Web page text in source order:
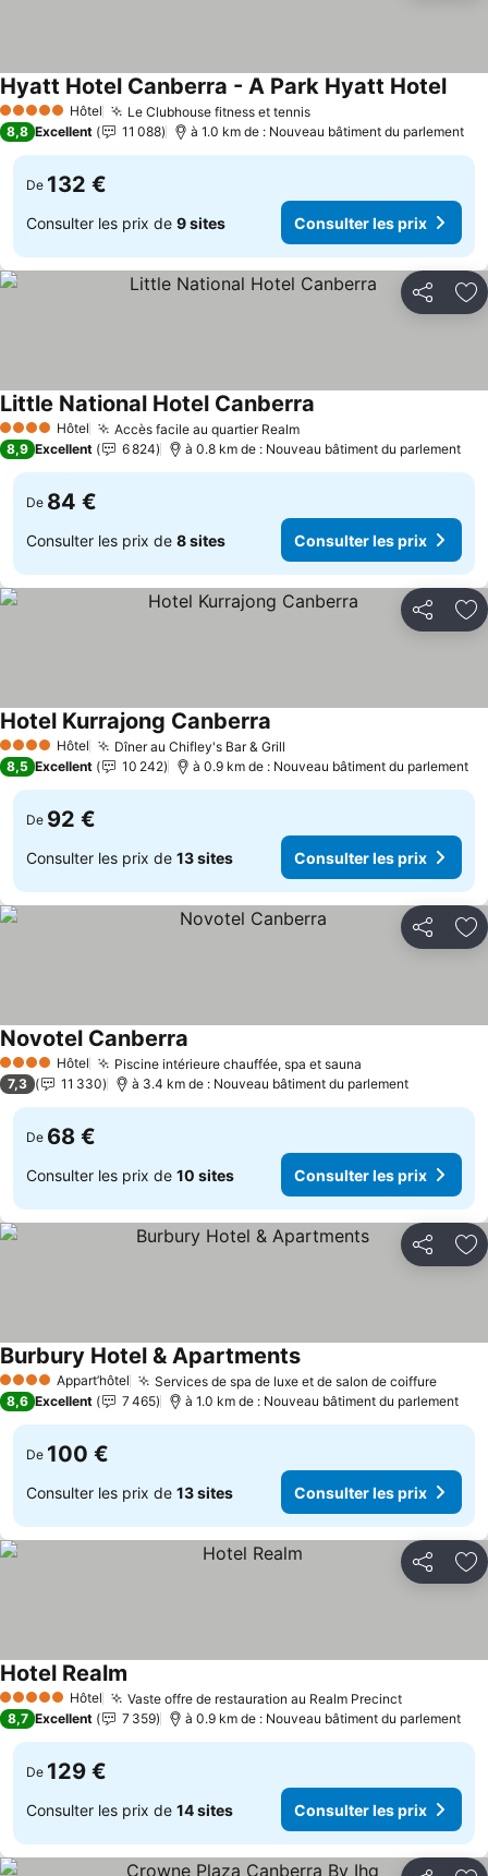
5 Étoiles Hôtel Le Clubhouse fitness et tennisConsulter les prix
Hyatt Hotel Canberra - A Park Hyatt Hotel
8,8 Excellent 11 088 à 1.0 km de : Nouveau bâtiment du parlement
De 132 €
Consulter les prix de 9 sites Consulter les prix
Partager
4 Étoiles Hôtel Accès facile au quartier RealmConsulter les prix
Little National Hotel Canberra
8,9 Excellent 6 824 à 0.8 km de : Nouveau bâtiment du parlement
De 84 €
Consulter les prix de 8 sites Consulter les prix
Partager
4 Étoiles Hôtel Dîner au Chifley's Bar & Grill
Hotel Kurrajong Canberra
8,5 Excellent 10 242 à 0.9 km de : Nouveau bâtiment du parlement
De 92 €
Consulter les prix de 13 sites Consulter les prix
Partager
4 Étoiles Hôtel Piscine intérieure chauffée, spa et sauna
Novotel Canberra
7,3 11 330 à 3.4 km de : Nouveau bâtiment du parlement
De 68 €
Consulter les prix de 10 sites Consulter les prix
Partager
4 Étoiles Appart’hôtel Services de spa de luxe et de salon de coiffure
Burbury Hotel & ApartmentsConsulter les prix
8,6 Excellent 7 465 à 1.0 km de : Nouveau bâtiment du parlement
De 100 €
Consulter les prix de 13 sites Consulter les prix
Partager
5 Étoiles Hôtel Vaste offre de restauration au Realm PrecinctConsulter
Hotel Realm
8,7 Excellent 7 359 à 0.9 km de : Nouveau bâtiment du parlement
De 129 €
Consulter les prix de 14 sites Consulter les prix